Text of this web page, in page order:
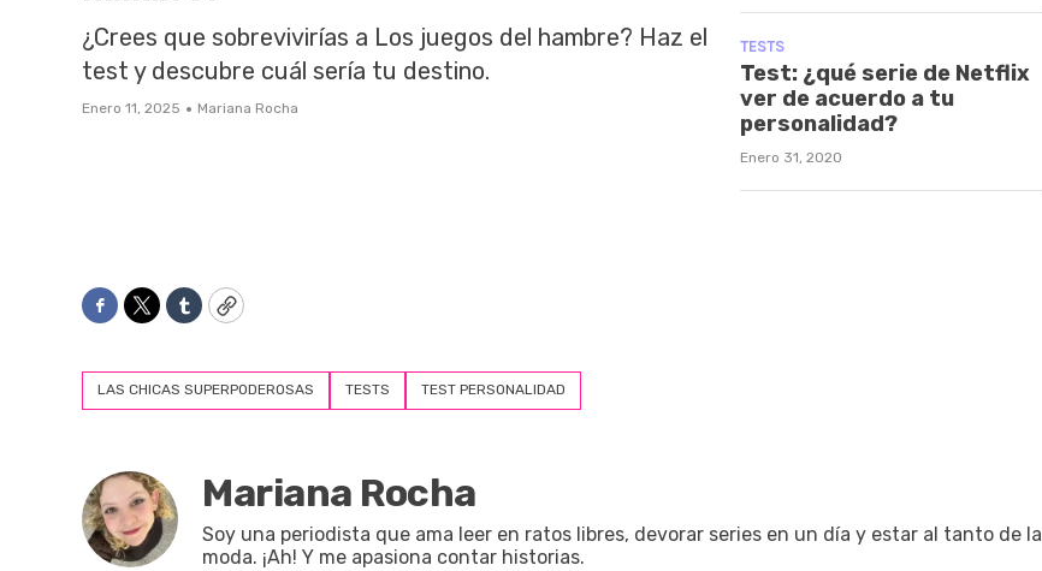
¿Crees que sobrevivirías a Los juegos del hambre? Haz el
test y descubre cuál sería tu destino.
Enero 11, 2025 · Mariana Rocha
TESTS
Test: ¿qué serie de Netflix
ver de acuerdo a tu
personalidad?
Enero 31, 2020
Facebook
TwitterTumblrCopy
LAS CHICAS SUPERPODEROSAS TESTS TEST PERSONALIDAD
Mariana Rocha
Soy una periodista que ama leer en ratos libres, devorar series en un día y estar al tanto de la
moda. ¡Ah! Y me apasiona contar historias.